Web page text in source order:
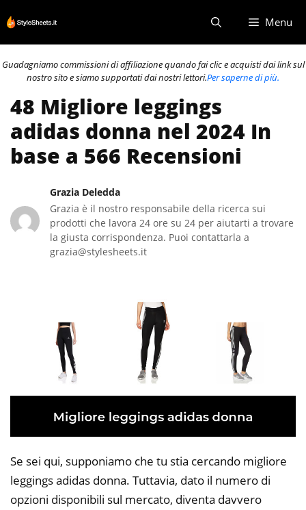
al
contenuto
Menu
Guadagniamo commissioni di affiliazione quando fai clic e acquisti dai link sul
nostro sito e siamo supportati dai nostri lettori.Per saperne di più.
48 Migliore leggings
adidas donna nel 2024 In
base a 566 Recensioni
Grazia Deledda
Grazia è il nostro responsabile della ricerca sui
prodotti che lavora 24 ore su 24 per aiutarti a trovare
la giusta corrispondenza. Puoi contattarla a
grazia@stylesheets.it
Se sei qui, supponiamo che tu stia cercando migliore
leggings adidas donna. Tuttavia, dato il numero di
opzioni disponibili sul mercato, diventa davvero